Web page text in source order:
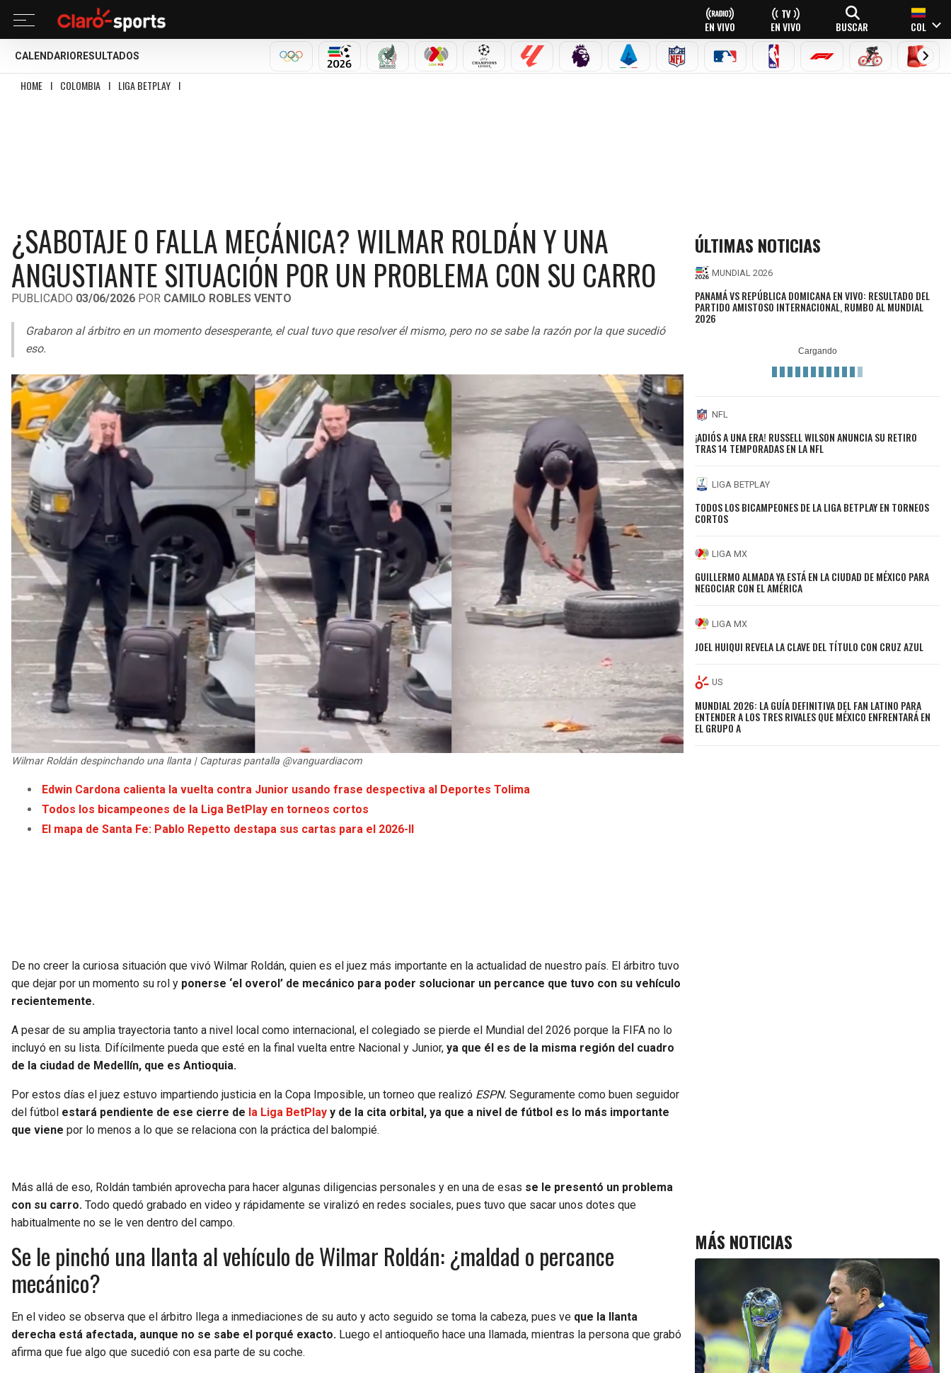
EN VIVO EN VIVO BUSCAR COL
CALENDARIO RESULTADOS
OLÍMPICOSMUNDIAL 2026SELECCIÓN MEXICANA
LIGA MX CHAMPIONS LEAGUE
LALIGA PREMIER LEAGUE
SERIE A NFL MLB NBA FÓRMULA 1CICLISMOBOXEO
HOME I COLOMBIA I LIGA BETPLAY I
¿SABOTAJE O FALLA MECÁNICA? WILMAR ROLDÁN Y UNA
ANGUSTIANTE SITUACIÓN POR UN PROBLEMA CON SU CARRO
PUBLICADO 03/06/2026 POR CAMILO ROBLES VENTO
Grabaron al árbitro en un momento desesperante, el cual tuvo que resolver él mismo, pero no se sabe la razón por la que sucedió
eso.
Wilmar Roldán despinchando una llanta | Capturas pantalla @vanguardiacom
Edwin Cardona calienta la vuelta contra Junior usando frase despectiva al Deportes Tolima
Todos los bicampeones de la Liga BetPlay en torneos cortos
El mapa de Santa Fe: Pablo Repetto destapa sus cartas para el 2026-II
De no creer la curiosa situación que vivó Wilmar Roldán, quien es el juez más importante en la actualidad de nuestro país. El árbitro tuvo
que dejar por un momento su rol y ponerse ‘el overol’ de mecánico para poder solucionar un percance que tuvo con su vehículo
recientemente.
A pesar de su amplia trayectoria tanto a nivel local como internacional, el colegiado se pierde el Mundial del 2026 porque la FIFA no lo
incluyó en su lista. Difícilmente pueda que esté en la final vuelta entre Nacional y Junior, ya que él es de la misma región del cuadro
de la ciudad de Medellín, que es Antioquia.
Por estos días el juez estuvo impartiendo justicia en la Copa Imposible, un torneo que realizó ESPN. Seguramente como buen seguidor
del fútbol estará pendiente de ese cierre de la Liga BetPlay y de la cita orbital, ya que a nivel de fútbol es lo más importante
que viene por lo menos a lo que se relaciona con la práctica del balompié.
Más allá de eso, Roldán también aprovecha para hacer algunas diligencias personales y en una de esas se le presentó un problema
con su carro. Todo quedó grabado en video y rápidamente se viralizó en redes sociales, pues tuvo que sacar unos dotes que
habitualmente no se le ven dentro del campo.
Se le pinchó una llanta al vehículo de Wilmar Roldán: ¿maldad o percance
mecánico?
En el video se observa que el árbitro llega a inmediaciones de su auto y acto seguido se toma la cabeza, pues ve que la llanta
derecha está afectada, aunque no se sabe el porqué exacto. Luego el antioqueño hace una llamada, mientras la persona que grabó
afirma que fue algo que sucedió con esa parte de su coche.
ÚLTIMAS NOTICIAS
MUNDIAL 2026
PANAMÁ VS REPÚBLICA DOMICANA EN VIVO: RESULTADO DEL
PARTIDO AMISTOSO INTERNACIONAL, RUMBO AL MUNDIAL
2026
NFL
¡ADIÓS A UNA ERA! RUSSELL WILSON ANUNCIA SU RETIRO
TRAS 14 TEMPORADAS EN LA NFL
LIGA BETPLAY
TODOS LOS BICAMPEONES DE LA LIGA BETPLAY EN TORNEOS
CORTOS
LIGA MX
GUILLERMO ALMADA YA ESTÁ EN LA CIUDAD DE MÉXICO PARA
NEGOCIAR CON EL AMÉRICA
LIGA MX
JOEL HUIQUI REVELA LA CLAVE DEL TÍTULO CON CRUZ AZUL
US
MUNDIAL 2026: LA GUÍA DEFINITIVA DEL FAN LATINO PARA
ENTENDER A LOS TRES RIVALES QUE MÉXICO ENFRENTARÁ EN
EL GRUPO A
MÁS NOTICIAS